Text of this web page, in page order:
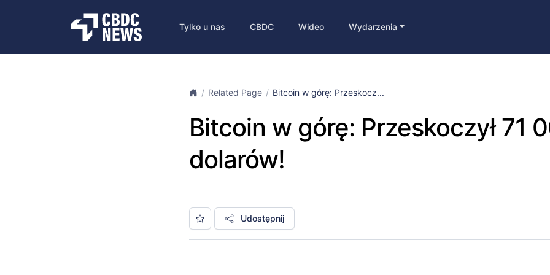
Tylko u nas CBDC Wideo Wydarzenia
Related Page Bitcoin w górę: Przeskocz...
Bitcoin w górę: Przeskoczył 71
dolarów!
Udostępnij